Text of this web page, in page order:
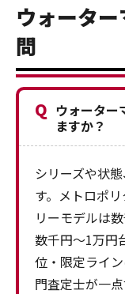
ウォータ
問
Q ウォーター
ますか？
シリーズや状
す。メトロポ
リーモデルは
数千円〜1万円
位・限定ライ
門査定士が一